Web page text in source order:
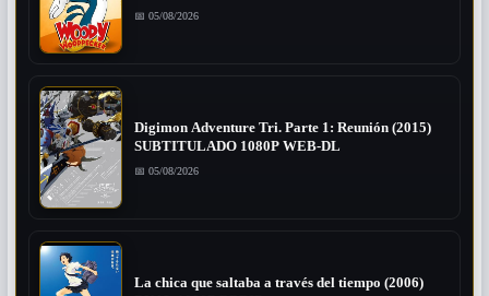
📅 05/08/2026
Digimon Adventure Tri. Parte 1: Reunión (2015)
SUBTITULADO 1080P WEB-DL
📅 05/08/2026
La chica que saltaba a través del tiempo (2006)